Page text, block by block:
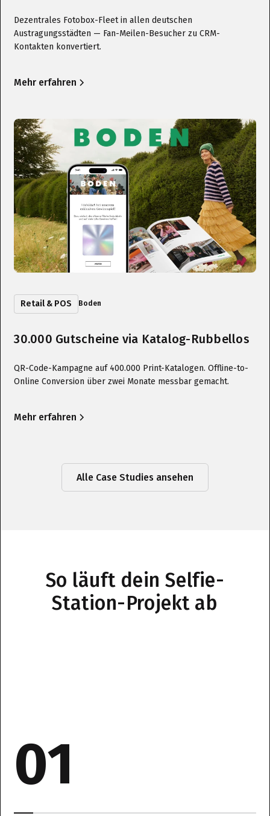
Dezentrales Fotobox-Fleet in allen deutschen
Austragungsstädten — Fan-Meilen-Besucher zu CRM-
Kontakten konvertiert.
Mehr erfahren
Retail & POS Boden
30.000 Gutscheine via Katalog-Rubbellos
QR-Code-Kampagne auf 400.000 Print-Katalogen. Offline-to-
Online Conversion über zwei Monate messbar gemacht.
Mehr erfahren
Alle Case Studies ansehen
So läuft dein Selfie-
Station-Projekt ab
01